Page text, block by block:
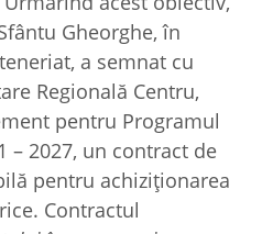
Gheorghe, în
a semnat cu
Regională Centru,
pentru Programul
– 2027, un contract de
pentru achiziționarea
Contractul